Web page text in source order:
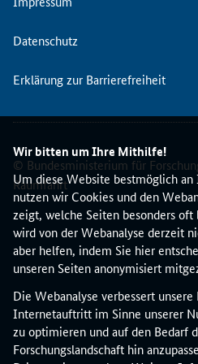
Wir bitten um Ihre Mithilfe!
Um diese Website bestmöglich
nutzen wir Cookies und den
zeigt, welche Seiten besonders
wird von der Webanalyse derzeit
aber helfen, indem Sie hier
unseren Seiten anonymisiert
Die Webanalyse verbessert
Internetauftritt im Sinne unserer
zu optimieren und auf den Bedarf
Forschungslandschaft hin
ö
t
e
r
o
p
ä
i
s
c
e
K
o
n
Datenschutz
Erklärung zur Barrierefreiheit
© Bundesministerium für
Raumfahrt